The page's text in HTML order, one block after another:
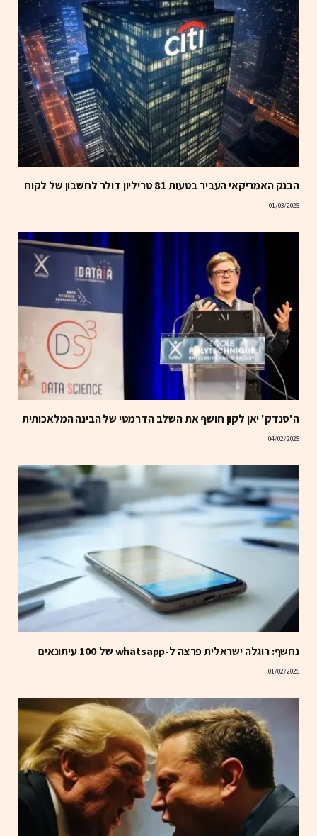
הבנק האמריקאי העביר בטעות 81 טריליון דולר לחשבון של לקוח
01/03/2025
ה'סנדק' יאן לקון חושף את השלב הדרמטי של הבינה המלאכותית
04/02/2025
נחשף: רוגלה ישראלית פרצה ל-whatsapp של 100 עיתונאים
01/02/2025